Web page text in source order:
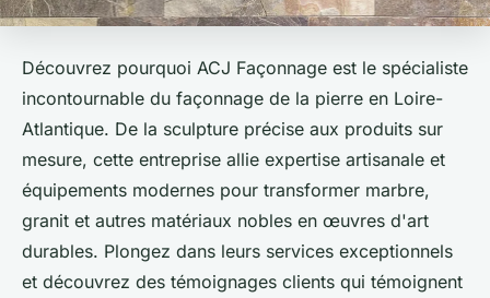
Découvrez pourquoi ACJ Façonnage est le spécialiste
incontournable du façonnage de la pierre en Loire-
Atlantique. De la sculpture précise aux produits sur
mesure, cette entreprise allie expertise artisanale et
équipements modernes pour transformer marbre,
granit et autres matériaux nobles en œuvres d'art
durables. Plongez dans leurs services exceptionnels
et découvrez des témoignages clients qui témoignent